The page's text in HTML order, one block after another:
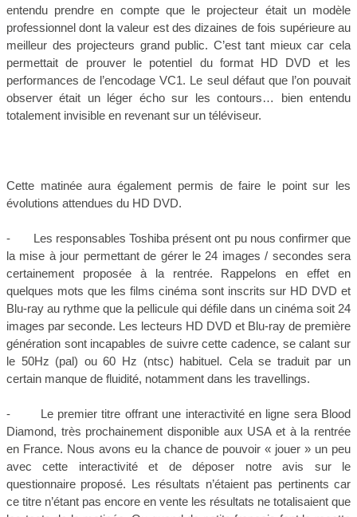
entendu prendre en compte que le projecteur était un modèle
professionnel dont la valeur est des dizaines de fois supérieure au
meilleur des projecteurs grand public. C’est tant mieux car cela
permettait de prouver le potentiel du format HD DVD et les
performances de l’encodage VC1. Le seul défaut que l’on pouvait
observer était un léger écho sur les contours… bien entendu
totalement invisible en revenant sur un téléviseur.
Cette matinée aura également permis de faire le point sur les
évolutions attendues du HD DVD.
- Les responsables Toshiba présent ont pu nous confirmer que
la mise à jour permettant de gérer le 24 images / secondes sera
certainement proposée à la rentrée. Rappelons en effet en
quelques mots que les films cinéma sont inscrits sur HD DVD et
Blu-ray au rythme que la pellicule qui défile dans un cinéma soit 24
images par seconde. Les lecteurs HD DVD et Blu-ray de première
génération sont incapables de suivre cette cadence, se calant sur
le 50Hz (pal) ou 60 Hz (ntsc) habituel. Cela se traduit par un
certain manque de fluidité, notamment dans les travellings.
- Le premier titre offrant une interactivité en ligne sera Blood
Diamond, très prochainement disponible aux USA et à la rentrée
en France. Nous avons eu la chance de pouvoir « jouer » un peu
avec cette interactivité et de déposer notre avis sur le
questionnaire proposé. Les résultats n’étaient pas pertinents car
ce titre n’étant pas encore en vente les résultats ne totalisaient que